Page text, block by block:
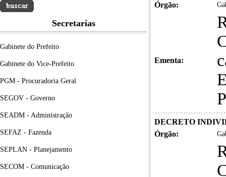
Secretarias
Gabinete do Prefeito
Gabinete do Vice-Prefeito
PGM - Procuradoria Geral
SEGOV - Governo
SEADM - Administração
SEFAZ - Fazenda
SEPLAN - Planejamento
SECOM - Comunicação
Órgão:
Ementa:
DECRETO
Órgão: